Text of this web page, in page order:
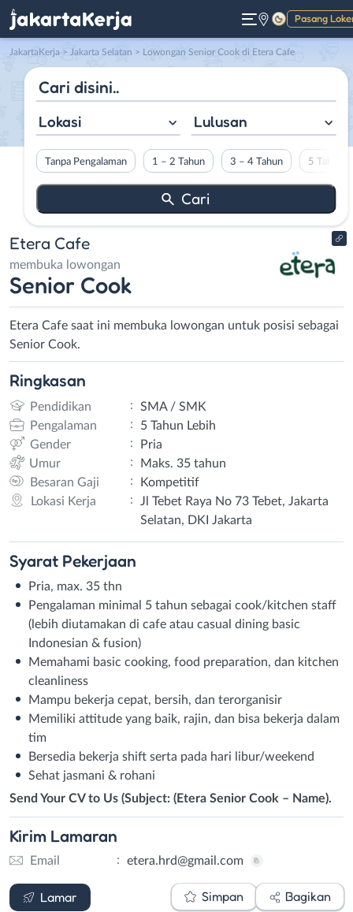
Pasang
Gelap
JakartaKerja > Jakarta Selatan > Lowongan Senior Cook di Etera Cafe
Lokasi Lulusan
Tanpa Pengalaman 1 – 2 Tahun 3 – 4 Tahun 5 Tahun
Etera Cafe
membuka lowongan
Senior Cook
Etera Cafe saat ini membuka lowongan untuk posisi sebagai
Senior Cook.
Ringkasan
Pendidikan :
SMA / SMK
Pengalaman
:
5 Tahun Lebih
Gender
:
Pria
Umur
:
Maks. 35 tahun
Besaran Gaji
:
Kompetitif
Lokasi Kerja
:
Jl Tebet Raya No 73 Tebet, Jakarta
Selatan, DKI Jakarta
Syarat Pekerjaan
Pria, max. 35 thn
Pengalaman minimal 5 tahun sebagai cook/kitchen staff
(lebih diutamakan di cafe atau casual dining basic
Indonesian & fusion)
Memahami basic cooking, food preparation, dan kitchen
cleanliness
Mampu bekerja cepat, bersih, dan terorganisir
Memiliki attitude yang baik, rajin, dan bisa bekerja dalam
tim
Bersedia bekerja shift serta pada hari libur/weekend
Sehat jasmani & rohani
Send Your CV to Us (Subject: (Etera Senior Cook – Name).
Kirim Lamaran
Email : etera.hrd@gmail.com
Lamar
Email
Simpan Bagikan